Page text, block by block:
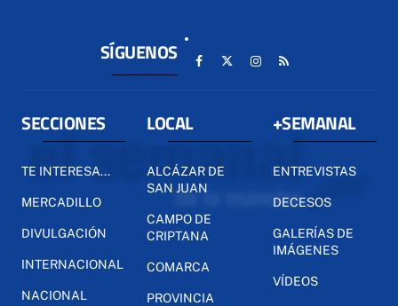
SÍGUENOS
SECCIONES
TE INTERESA...
MERCADILLO
DIVULGACIÓN
INTERNACIONAL
NACIONAL
LOCAL
ALCÁZAR DE
SAN JUAN
CAMPO DE
CRIPTANA
COMARCA
PROVINCIA
+SEMANAL
ENTREVISTAS
DECESOS
GALERÍAS DE
IMÁGENES
VÍDEOS